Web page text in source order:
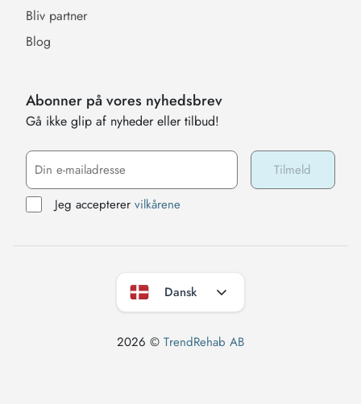
Bliv partner
Blog
Abonner på vores nyhedsbrev
Gå ikke glip af nyheder eller tilbud!
Jeg accepterer vilkårene
Dansk
2026 © TrendRehab AB